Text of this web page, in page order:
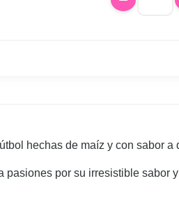
hechas de maíz y con sabor a
pasiones por su irresistible sabor